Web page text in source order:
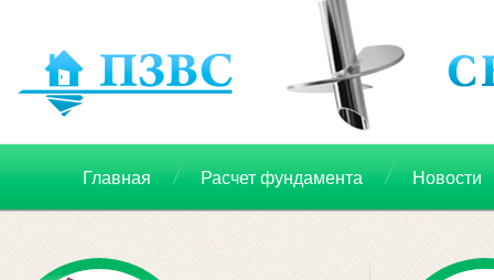
Главная Расчет фундамента Новости